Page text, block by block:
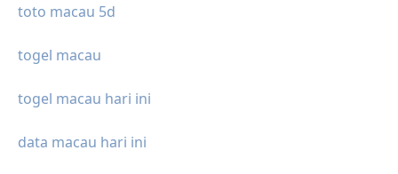
toto macau 5d
togel macau
togel macau hari ini
data macau hari ini